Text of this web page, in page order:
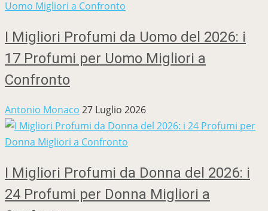
I Migliori Profumi da Uomo del 2026: i
17 Profumi per Uomo Migliori a
Confronto
Antonio Monaco 27 Luglio 2026
I Migliori Profumi da Donna del 2026: i
24 Profumi per Donna Migliori a